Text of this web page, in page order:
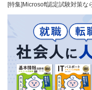
[特集]Microsoft認定試験対策